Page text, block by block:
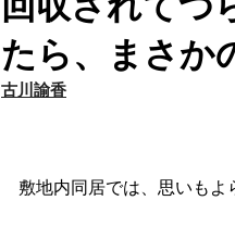
たら、まさか
古川諭香
敷地内同居では、思いもよ